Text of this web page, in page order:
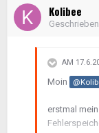
Kolibee
AM
Moin
erstmal